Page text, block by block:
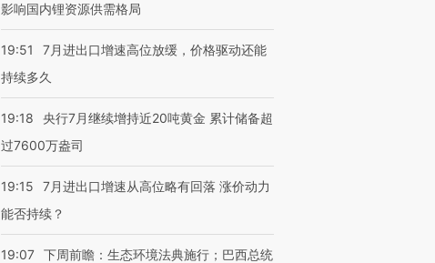
影响国内锂资源供需格局
19:51
7月进出口增速高位放缓，价格驱动还能
持续多久
19:18
央行7月继续增持近20吨黄金 累计储备超
过7600万盎司
19:15
7月进出口增速从高位略有回落 涨价动力
能否持续？
19:07 下周前瞻：生态环境法典施行；巴西总统